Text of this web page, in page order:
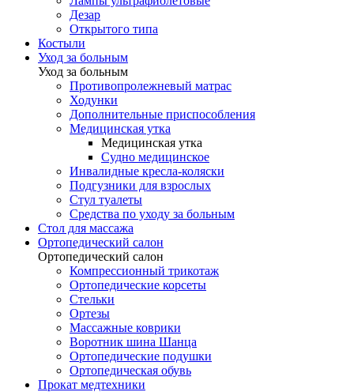
Дезар
Открытого типа
Костыли
Уход за больным
Уход за больным
Противопролежневый матрас
Ходунки
Дополнительные приспособления
Медицинская утка
Медицинская утка
Судно медицинское
Инвалидные кресла-коляски
Подгузники для взрослых
Стул туалеты
Средства по уходу за больным
Cтол для массажа
Ортопедический салон
Ортопедический салон
Компрессионный трикотаж
Ортопедические корсеты
Стельки
Ортезы
Массажные коврики
Воротник шина Шанца
Ортопедические подушки
Ортопедическая обувь
Прокат медтехники